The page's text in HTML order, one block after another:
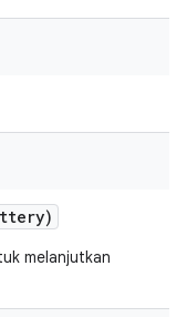
melanjutkan